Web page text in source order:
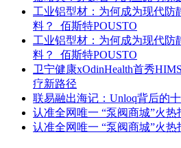
工业铝型材：为何成为现代防
料？_佰斯特POUSTO
工业铝型材：为何成为现代防
料？_佰斯特POUSTO
卫宁健康xOdinHealth首秀
疗新路径
联易融出海记：Unloq背后的
认准全网唯一 “泵阀商城”火热
认准全网唯一 “泵阀商城”火热